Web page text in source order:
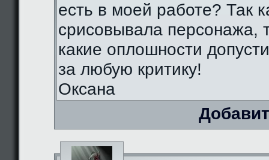
есть в моей работе? Так
срисовывала персонажа,
какие оплошности
за любую критику!
Оксана